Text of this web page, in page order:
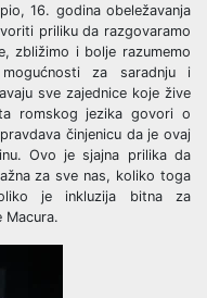
16. godina obeležavanja
priliku da razgovaramo
zbližimo i bolje razumemo
za saradnju i
sve zajednice koje žive
romskog jezika govori o
činjenicu da je ovaj
Ovo je sjajna prilika da
za sve nas, koliko toga
je inkluzija bitna za
Macura.